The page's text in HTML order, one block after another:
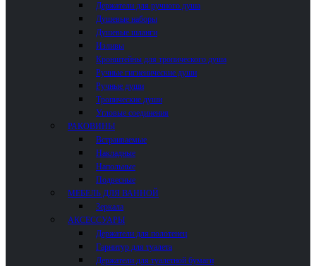
Держатели для ручного душа
Душевые наборы
Душевые шланги
Изливы
Кронштейны для тропического душа
Ручные гигиенические души
Ручные души
Тропические души
Угловые соединения
РАКОВИНЫ
Встраиваемые
Накладные
Напольные
Подвесные
МЕБЕЛЬ ДЛЯ ВАННОЙ
Зеркала
АКСЕССУАРЫ
Держатели для полотенец
Гарнитур для туалета
Держатели для туалетной бумаги